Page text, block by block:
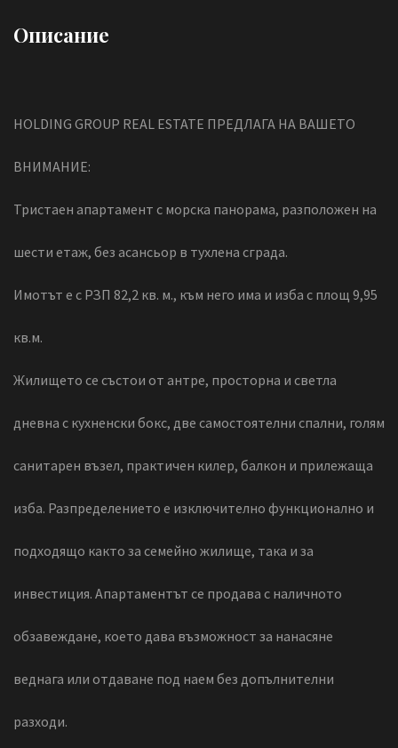
Описание
HOLDING GROUP REAL ESTATE ПРЕДЛАГА НА ВАШЕТО
ВНИМАНИЕ:
Тристаен апартамент с морска панорама, разположен на
шести етаж, без асансьор в тухлена сграда.
Имотът е с РЗП 82,2 кв. м., към него има и изба с площ 9,95
кв.м.
Жилището се състои от антре, просторна и светла
дневна с кухненски бокс, две самостоятелни спални, голям
санитарен възел, практичен килер, балкон и прилежаща
изба. Разпределението е изключително функционално и
подходящо както за семейно жилище, така и за
инвестиция. Апартаментът се продава с наличното
обзавеждане, което дава възможност за нанасяне
веднага или отдаване под наем без допълнителни
разходи.